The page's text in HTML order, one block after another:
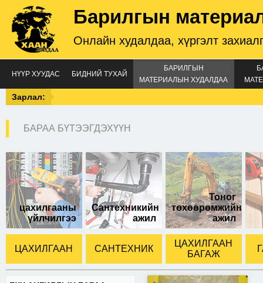
Барилгын
Онлайн худалдаа, хүргэлт
НҮҮР ХУУДАС БИДНИЙ ТУХАЙ
БАРИЛГЫН
МАТЕРИАЛЫН ХУДАЛДАА
Зарлал:
БАРАА БҮТЭЭГДЭХҮҮН
цахилгааны
үйлчилгээ
Сантехникийн
ажил
Тоног
төхөөрөмжийн
ажил
ЦАХИЛГААН САНТЕХНИК
ЦАХИЛГААН
БАГАЖ
8мм*250мм
хэмжээтэй.